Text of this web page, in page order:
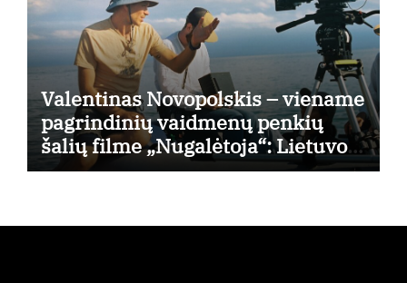
Valentinas Novopolskis – viename
pagrindinių vaidmenų penkių
šalių filme „Nugalėtoja“: Lietuvos
kino teatruose – nuo rugpjūčio 7-